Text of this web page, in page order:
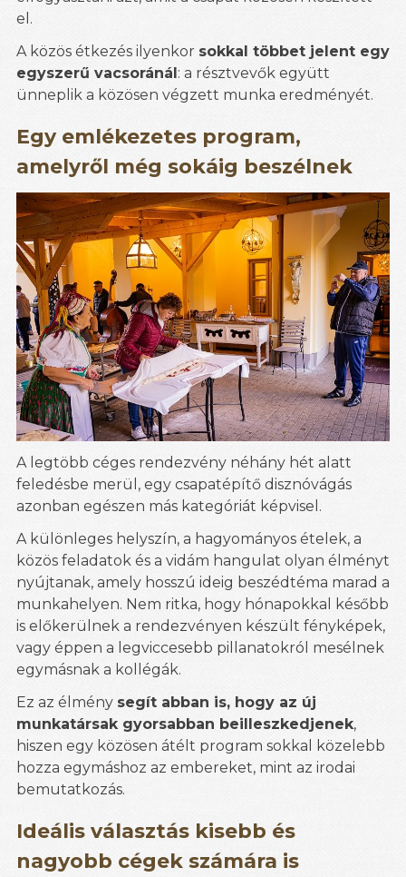
el.
A közös étkezés ilyenkor sokkal többet jelent egy
egyszerű vacsoránál : a résztvevők együtt
ünneplik a közösen végzett munka eredményét.
Egy emlékezetes program,
amelyről még sokáig beszélnek
A legtöbb céges rendezvény néhány hét alatt
feledésbe merül, egy csapatépítő disznóvágás
azonban egészen más kategóriát képvisel.
A különleges helyszín, a hagyományos ételek, a
közös feladatok és a vidám hangulat olyan élményt
nyújtanak, amely hosszú ideig beszédtéma marad a
munkahelyen. Nem ritka, hogy hónapokkal később
is előkerülnek a rendezvényen készült fényképek,
vagy éppen a legviccesebb pillanatokról mesélnek
egymásnak a kollégák.
Ez az élmény segít abban is, hogy az új
munkatársak gyorsabban beilleszkedjenek,
hiszen egy közösen átélt program sokkal közelebb
hozza egymáshoz az embereket, mint az irodai
bemutatkozás.
Ideális választás kisebb és
nagyobb cégek számára is